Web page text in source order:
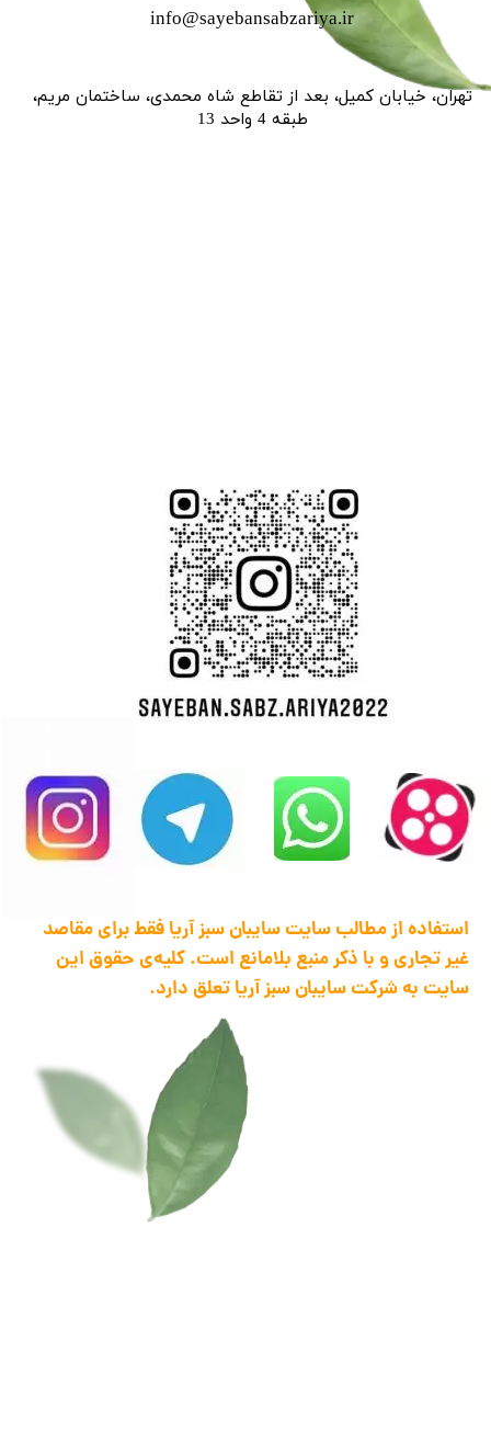
1398 .تمام حقوق این سایت متعلق به ... می باشد
info@sayebansabzariya.ir
تهران، خیابان کمیل، بعد از تقاطع شاه محمدی، ساختمان مریم،
طبقه 4 واحد 13
استفاده از مطالب سایت سایبان سبز آریا فقط برای مقاصد
غیر تجاری و با ذکر منبع بلامانع است. کلیه‌ی حقوق این
سایت به شرکت سایبان سبز آریا تعلق دارد.